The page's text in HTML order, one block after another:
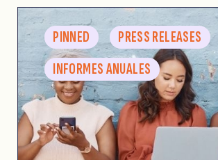
PINNED
PRESS RELEASES
INFORMES ANUALES